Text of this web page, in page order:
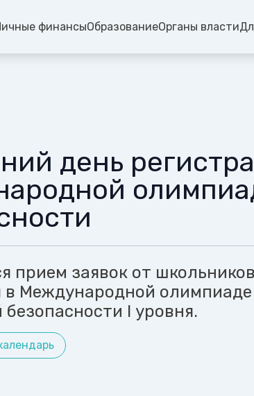
финансыОбразованиеОрганы власти
день
прием заявок от
в Международной
I уровня.